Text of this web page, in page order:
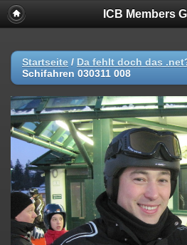
ICB Members
Startseite / Da fehlt doch das
Schifahren 030311 008